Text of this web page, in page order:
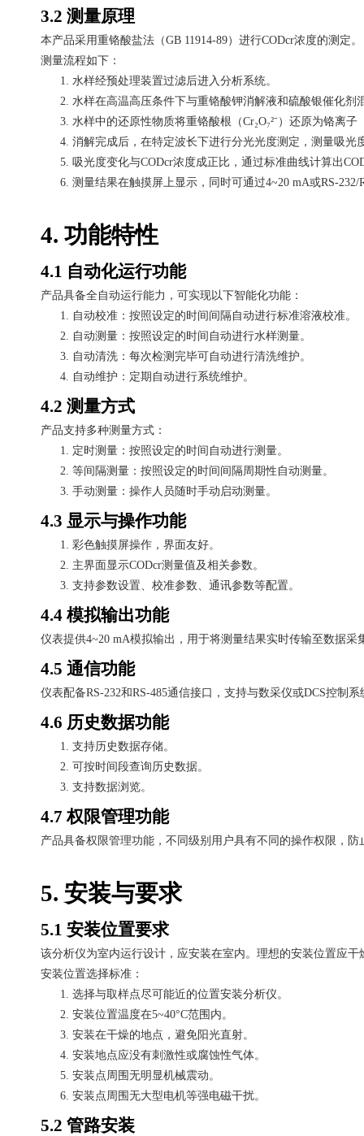
3.2 测量原理
本产品采用重铬酸盐法（GB 11914-89）进行CODcr浓度的测定。
测量流程如下：
1. 水样经预处理装置过滤后进入分析系统。
2. 水样在高温高压条件下与重铬酸钾消解液和硫酸银催化剂
3. 水样中的还原性物质将重铬酸根（Cr₂O₇²⁻）还原为铬离
4. 消解完成后，在特定波长下进行分光光度测定，测量吸光
5. 吸光度变化与CODcr浓度成正比，通过标准曲线计算出
6. 测量结果在触摸屏上显示，同时可通过4~20 mA或RS-232/
4. 功能特性
4.1 自动化运行功能
产品具备全自动运行能力，可实现以下智能化功能：
1.
自动校准：按照设定的时间间隔自动进行标准溶液校准。
2.
自动测量：按照设定的时间自动进行水样测量。
3.
自动清洗：每次检测完毕可自动进行清洗维护。
4.
自动维护：定期自动进行系统维护。
4.2 测量方式
产品支持多种测量方式：
1. 定时测量：按照设定的时间自动进行测量。
2. 等间隔测量：按照设定的时间间隔周期性自动测量。
3. 手动测量：操作人员随时手动启动测量。
4.3 显示与操作功能
1. 彩色触摸屏操作，界面友好。
2. 主界面显示CODcr测量值及相关参数。
3. 支持参数设置、校准参数、通讯参数等配置。
4.4 模拟输出功能
仪表提供4~20 mA模拟输出，用于将测量结果实时传输至数据采
4.5 通信功能
仪表配备RS-232和RS-485通信接口，支持与数采仪或DCS控制
4.6 历史数据功能
1. 支持历史数据存储。
2. 可按时间段查询历史数据。
3. 支持数据浏览。
4.7 权限管理功能
产品具备权限管理功能，不同级别用户具有不同的操作权限，防
5. 安装与要求
5.1 安装位置要求
该分析仪为室内运行设计，应安装在室内。理想的安装位置应
安装位置选择标准：
1. 选择与取样点尽可能近的位置安装分析仪。
2. 安装位置温度在5~40°C范围内。
3. 安装在干燥的地点，避免阳光直射。
4. 安装地点应没有刺激性或腐蚀性气体。
5. 安装点周围无明显机械震动。
6. 安装点周围无大型电机等强电磁干扰。
5.2 管路安装